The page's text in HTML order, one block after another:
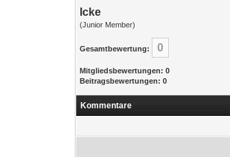
Icke
(Junior Member)
Gesamtbewertung: 0
Mitgliedsbewertungen: 0
Beitragsbewertungen: 0
Kommentare